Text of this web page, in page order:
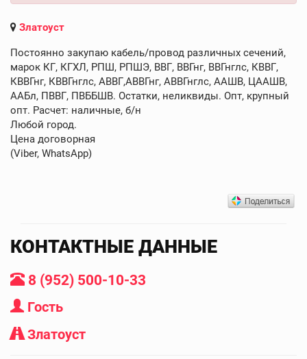
Златоуст
Постоянно закупаю кабель/провод различных сечений,
марок КГ, КГХЛ, РПШ, РПШЭ, ВВГ, ВВГнг, ВВГнглс, КВВГ,
КВВГнг, КВВГнглс, АВВГ,АВВГнг, АВВГнглс, ААШВ, ЦААШВ,
ААБл, ПВВГ, ПВББШВ. Остатки, неликвиды. Опт, крупный
опт. Расчет: наличные, б/н
Любой город.
Цена договорная
(Viber, WhatsApp)
КОНТАКТНЫЕ ДАННЫЕ
8 (952) 500-10-33
Гость
Златоуст